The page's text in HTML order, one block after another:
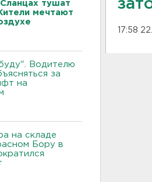
тушат
мечтают
Водителю
за
на
на складе
Бору в
17:58